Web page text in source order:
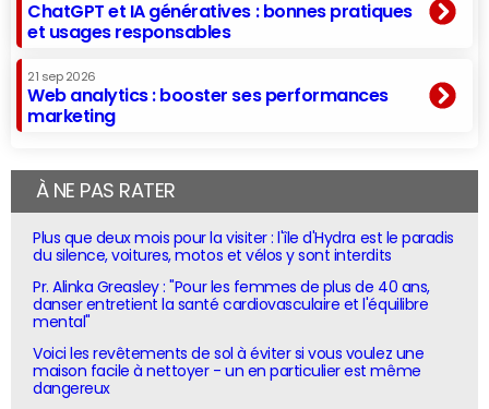
ChatGPT et IA génératives : bonnes pratiques
et usages responsables
21 sep 2026
Web analytics : booster ses performances
marketing
À NE PAS RATER
Plus que deux mois pour la visiter : l'île d'Hydra est le paradis
du silence, voitures, motos et vélos y sont interdits
Pr. Alinka Greasley : "Pour les femmes de plus de 40 ans,
danser entretient la santé cardiovasculaire et l'équilibre
mental"
Voici les revêtements de sol à éviter si vous voulez une
maison facile à nettoyer - un en particulier est même
dangereux